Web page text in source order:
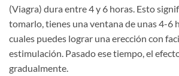
(Viagra) dura entre 4 y 6 horas. Esto
tomarlo, tienes una ventana de unas 4-6
cuales puedes lograr una erección con
estimulación. Pasado ese tiempo, el
gradualmente.